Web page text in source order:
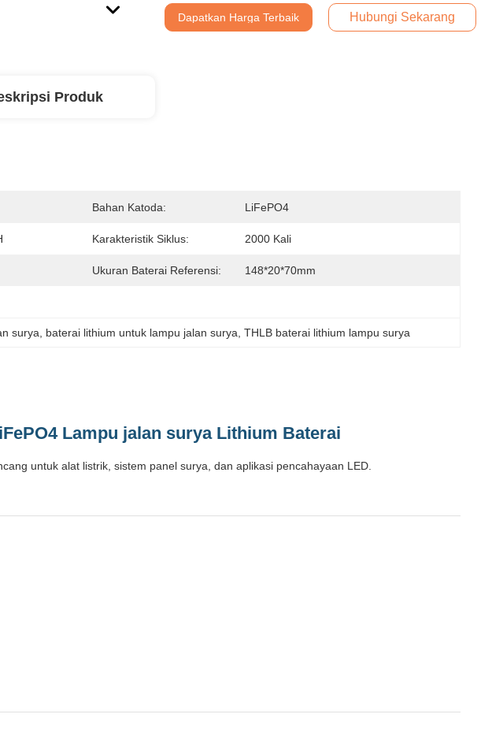
Dapatkan Harga Terbaik Hubungi Sekarang
Produk
Bahan Katoda: LiFePO4
Karakteristik Siklus: 2000 Kali
Ukuran Baterai Referensi: 148*20*70mm
surya baterai lithium untuk lampu jalan surya THLB baterai lithium lampu surya
Lampu jalan surya Lithium Baterai
untuk alat listrik, sistem panel surya, dan aplikasi pencahayaan LED.